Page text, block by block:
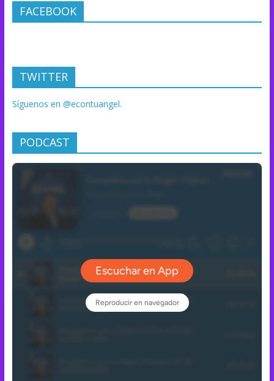
FACEBOOK
TWITTER
Síguenos en @econtuangel.
PODCAST